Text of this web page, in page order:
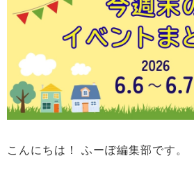
こんにちは！ ふーぽ編集部です。